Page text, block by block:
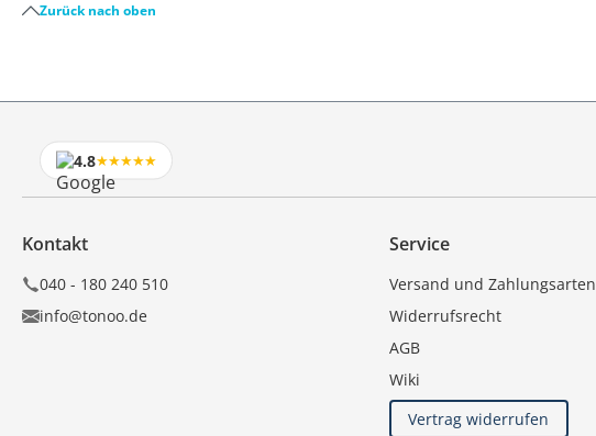
Zurück nach oben
4.8★★★★★
Kontakt
040 - 180 240 510
info@tonoo.de
Service
Versand und Zahlungsarten
Widerrufsrecht
AGB
Wiki
Vertrag widerrufen